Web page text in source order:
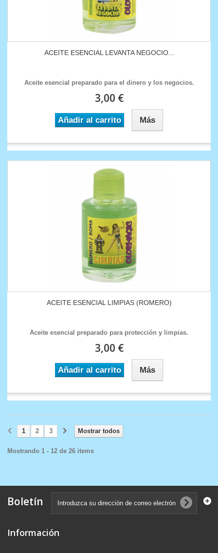
ACEITE ESENCIAL LEVANTA NEGOCIO...
Aceite esencial preparado para el dinero y los negocios.
3,00 €
Añadir al carrito Más
ACEITE ESENCIAL LIMPIAS (ROMERO)
Aceite esencial preparado para protección y limpias.
3,00 €
Añadir al carrito Más
Mostrar todos
1 2 3
Mostrando 1 - 12 de 26 items
Boletín
Información